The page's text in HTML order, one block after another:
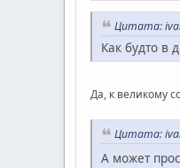
Цитата:
Как будто в
Да, к великому
Цитата:
А может